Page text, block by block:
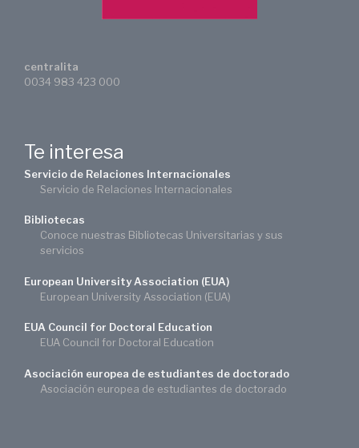
centralita
0034 983 423 000
Te interesa
Servicio de Relaciones Internacionales
Servicio de Relaciones Internacionales
Bibliotecas
Conoce nuestras Bibliotecas Universitarias y sus
servicios
European University Association (EUA)
European University Association (EUA)
EUA Council for Doctoral Education
EUA Council for Doctoral Education
Asociación europea de estudiantes de doctorado
Asociación europea de estudiantes de doctorado